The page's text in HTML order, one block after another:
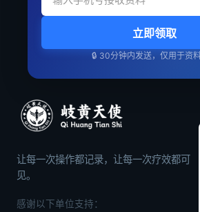
立即领取
🔒 30分钟内发送，仅用于资
让每一次操作都记录，让每一次疗效都可
见。
感谢以下单位支持：